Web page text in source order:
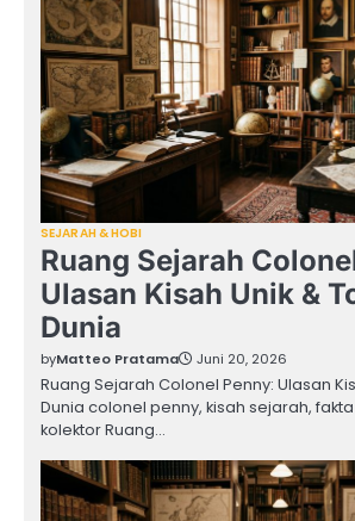
SEJARAH & HOBI
Ruang Sejarah
Ulasan Kisah Unik &
Dunia
byMatteo Pratama Juni 20, 2026
Ruang Sejarah Colonel Penny: Ulasan
Dunia colonel penny, kisah sejarah,
kolektor Ruang…